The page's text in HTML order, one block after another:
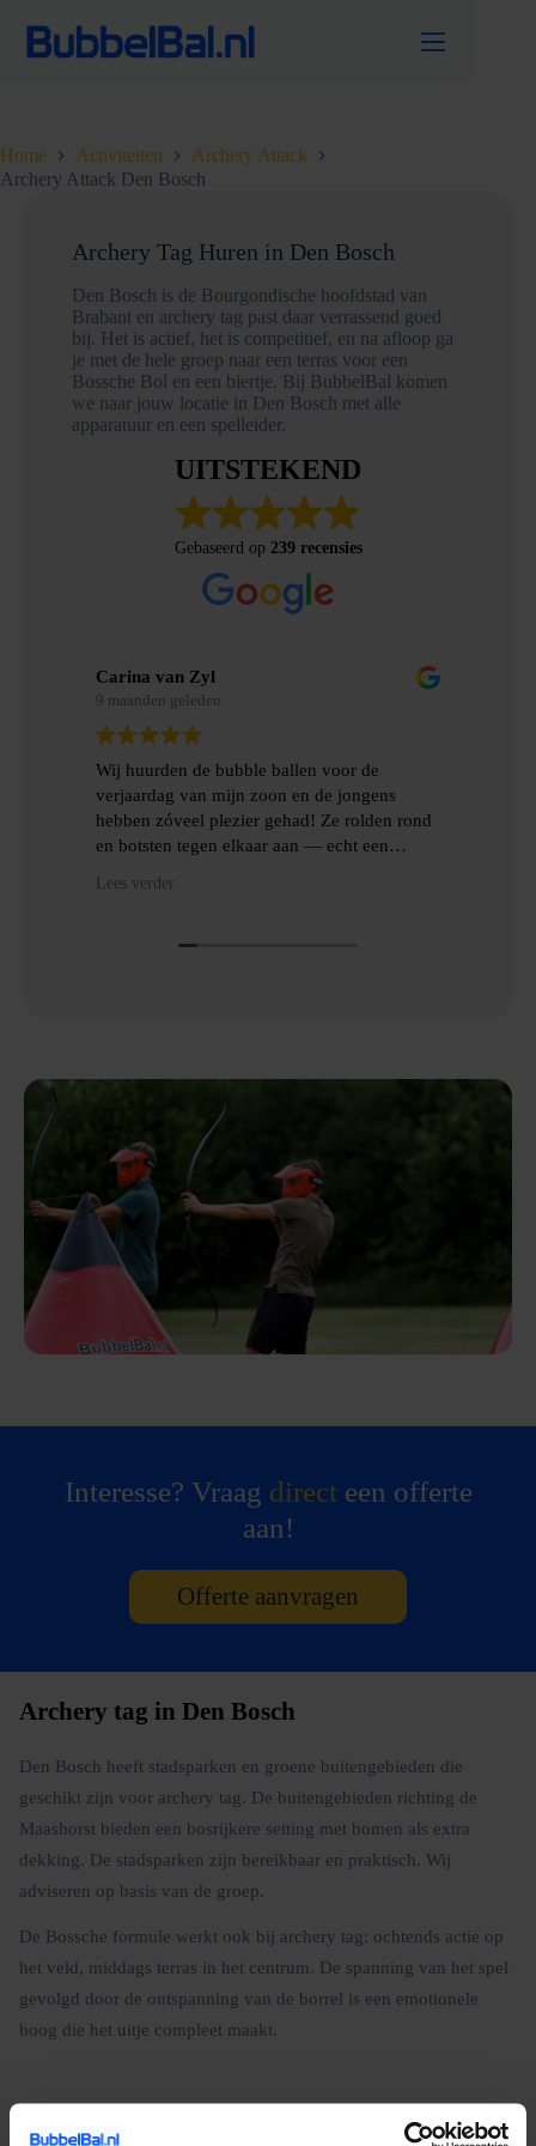
naar
Home Activiteiten
Archery Attack
Archery Attack Den Bosch
Archery Tag Huren in Den Bosch
Den Bosch is de Bourgondische hoofdstad van
Brabant en archery tag past daar verrassend goed
bij. Het is actief, het is competitief, en na afloop ga
je met de hele groep naar een terras voor een
Bossche Bol en een biertje. Bij BubbelBal komen
we naar jouw locatie in Den Bosch met alle
apparatuur en een spelleider.
UITSTEKEND
Gebaseerd op 239 recensies
Carina van Zyl
9 maanden geleden
Wij huurden de bubble ballen voor de
verjaardag van mijn zoon en de jongens
hebben zóveel plezier gehad! Ze rolden rond
en botsten tegen elkaar aan — echt een
Lees verder
Interesse? Vraag directeen offerte
aan!
Offerte aanvragen
Archery tag in Den Bosch
Den Bosch heeft stadsparken en groene buitengebieden die
geschikt zijn voor archery tag. De buitengebieden richting de
Maashorst bieden een bosrijkere setting met bomen als extra
dekking. De stadsparken zijn bereikbaar en praktisch. Wij
adviseren op basis van de groep.
De Bossche formule werkt ook bij archery tag: ochtends actie op
het veld, middags terras in het centrum. De spanning van het spel
gevolgd door de ontspanning van de borrel is een emotionele
boog die het uitje compleet maakt.